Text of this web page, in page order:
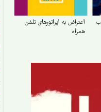
اعتراض به اپراتورهای تلفن
همراه